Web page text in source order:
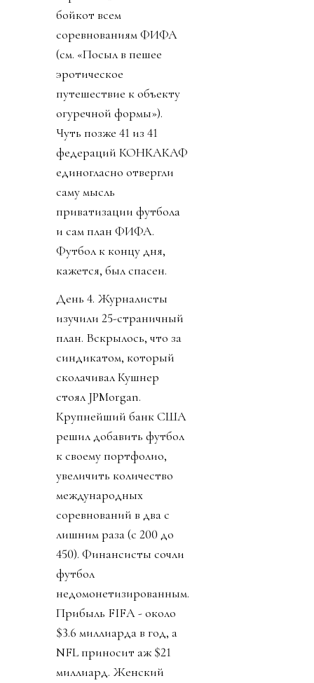
бойкот всем
соревнованиям ФИФА
(см. «Посыл в пешее
эротическое
путешествие к объекту
огуречной формы»).
Чуть позже 41 из 41
федераций КОНКАКАФ
единогласно отвергли
саму мысль
приватизации футбола
и сам план ФИФА.
Футбол к концу дня,
кажется, был спасен.
День 4. Журналисты
изучили 25-страничный
план. Вскрылось, что за
синдикатом, который
сколачивал Кушнер
стоял JPMorgan.
Крупнейший банк США
решил добавить футбол
к своему портфолио,
увеличить количество
международных
соревнований в два с
лишним раза (с 200 до
450). Финансисты сочли
футбол
недомонетизированным.
Прибыль FIFA - около
$3.6 миллиарда в год, а
NFL приносит аж $21
миллиард. Женский